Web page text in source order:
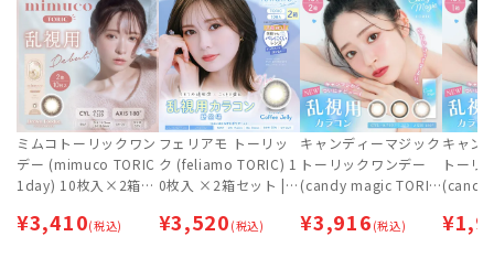
ミムコトーリックワン
デー (mimuco TORIC
1day) 10枚入×2箱セ
| みきぽん | かわにし
¥3,410(税込)
フェリアモ トーリッ
ク (feliamo TORIC) 1
0枚入 ×2箱セット |
いやん） | カラコン |
¥3,520 (税込)
キャンディーマジック
トーリックワンデー
(candy magic TORI
ト | 乱視用 | 鈴木愛理
¥3,916 (税込)
キャン
トーリ
(candy
鈴木愛
¥